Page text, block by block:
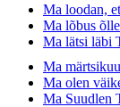
Ma loodan,
Ma lõbus
Ma lätsi läbi
Ma
Ma olen
Ma Suudlen